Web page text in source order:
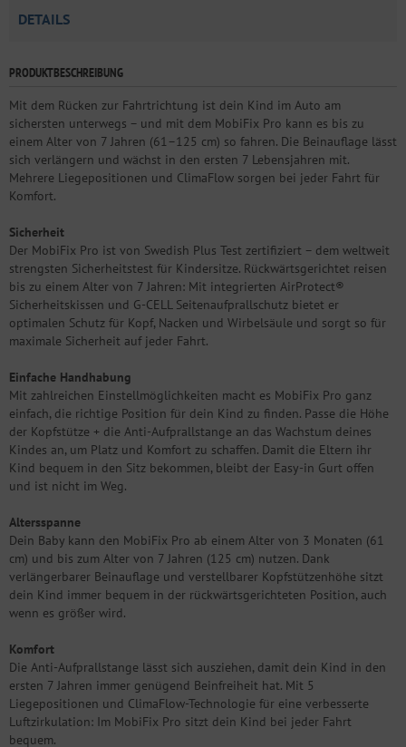
DETAILS
PRODUKTBESCHREIBUNG
Mit dem Rücken zur Fahrtrichtung ist dein Kind im Auto am
sichersten unterwegs – und mit dem MobiFix Pro kann es bis zu
einem Alter von 7 Jahren (61–125 cm) so fahren. Die Beinauflage lässt
sich verlängern und wächst in den ersten 7 Lebensjahren mit.
Mehrere Liegepositionen und ClimaFlow sorgen bei jeder Fahrt für
Komfort.
Sicherheit
Der MobiFix Pro ist von Swedish Plus Test zertifiziert – dem weltweit
strengsten Sicherheitstest für Kindersitze. Rückwärtsgerichtet reisen
bis zu einem Alter von 7 Jahren: Mit integrierten AirProtect®
Sicherheitskissen und G-CELL Seitenaufprallschutz bietet er
optimalen Schutz für Kopf, Nacken und Wirbelsäule und sorgt so für
maximale Sicherheit auf jeder Fahrt.
Einfache Handhabung
Mit zahlreichen Einstellmöglichkeiten macht es MobiFix Pro ganz
einfach, die richtige Position für dein Kind zu finden. Passe die Höhe
der Kopfstütze + die Anti-Aufprallstange an das Wachstum deines
Kindes an, um Platz und Komfort zu schaffen. Damit die Eltern ihr
Kind bequem in den Sitz bekommen, bleibt der Easy-in Gurt offen
und ist nicht im Weg.
Altersspanne
Dein Baby kann den MobiFix Pro ab einem Alter von 3 Monaten (61
cm) und bis zum Alter von 7 Jahren (125 cm) nutzen. Dank
verlängerbarer Beinauflage und verstellbarer Kopfstützenhöhe sitzt
dein Kind immer bequem in der rückwärtsgerichteten Position, auch
wenn es größer wird.
Komfort
Die Anti-Aufprallstange lässt sich ausziehen, damit dein Kind in den
ersten 7 Jahren immer genügend Beinfreiheit hat. Mit 5
Liegepositionen und ClimaFlow-Technologie für eine verbesserte
Luftzirkulation: Im MobiFix Pro sitzt dein Kind bei jeder Fahrt
bequem.